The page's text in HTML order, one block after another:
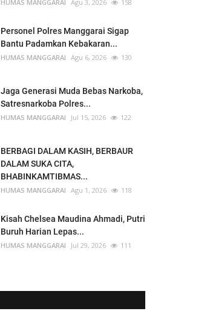
HUMAS MANGGARAI Agu 3, 2026 158
Personel Polres Manggarai Sigap
Bantu Padamkan Kebakaran...
HUMAS MANGGARAI Agu 6, 2026 130
Jaga Generasi Muda Bebas Narkoba,
Satresnarkoba Polres...
HUMAS MANGGARAI Jul 15, 2026 122
BERBAGI DALAM KASIH, BERBAUR
DALAM SUKA CITA,
BHABINKAMTIBMAS...
HUMAS MANGGARAI Agu 1, 2026 118
Kisah Chelsea Maudina Ahmadi, Putri
Buruh Harian Lepas...
HUMAS MANGGARAI Jul 29, 2026 111